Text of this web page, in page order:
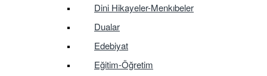
Dini Hikayeler-Menkıbeler
Dualar
Edebiyat
Eğitim-Öğretim